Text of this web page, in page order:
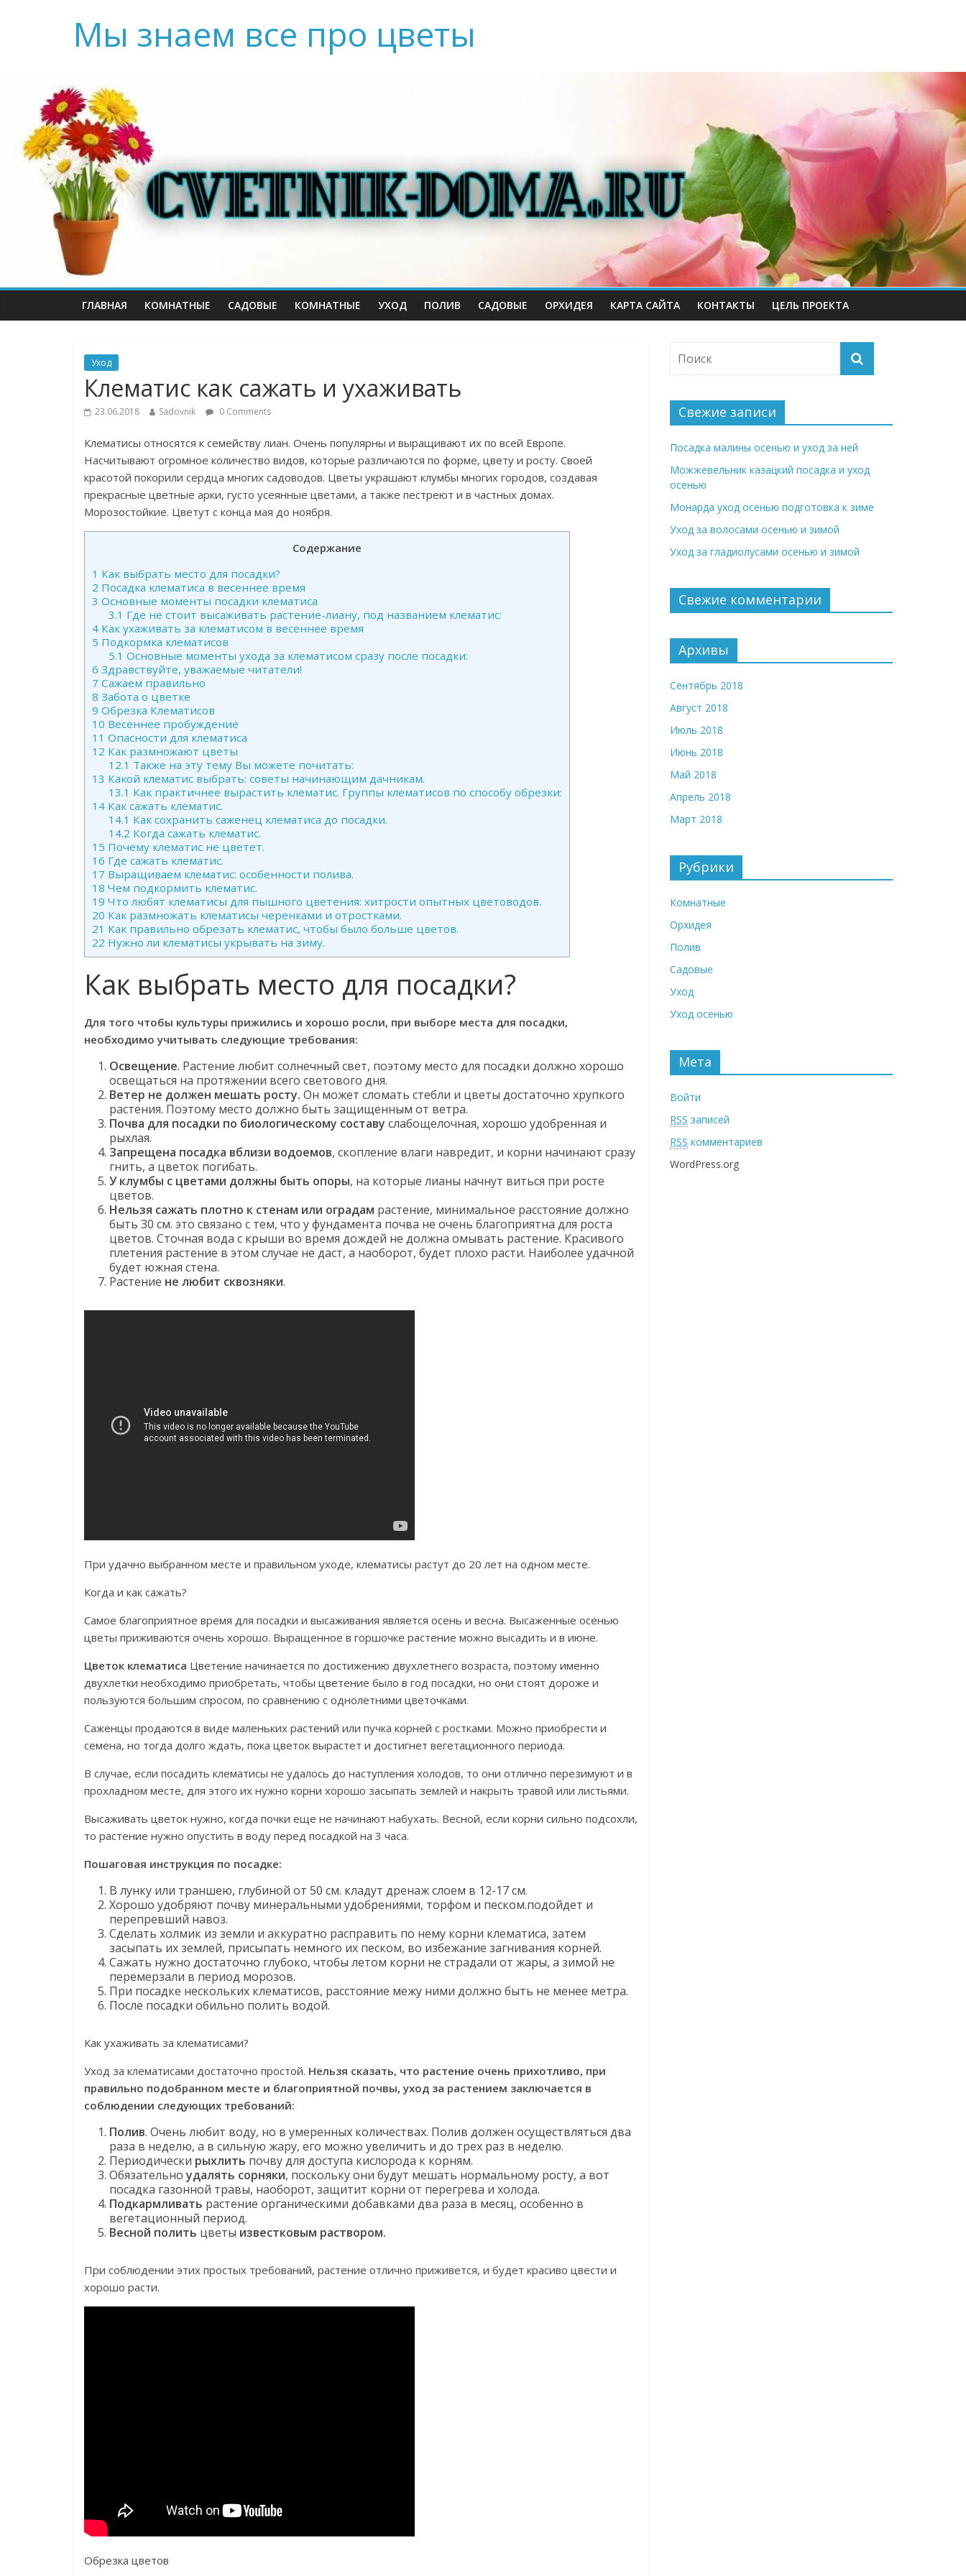
Мы знаем все про цветы
ГЛАВНАЯ КОМНАТНЫЕ САДОВЫЕ КОМНАТНЫЕ УХОД ПОЛИВ САДОВЫЕ ОРХИДЕЯ КАРТА САЙТА КОНТАКТЫ ЦЕЛЬ ПРОЕКТА
Уход
Клематис как сажать и ухаживать
23.06.2018 Sadovnik 0 Comments
Клематисы относятся к семейству лиан. Очень популярны и выращивают их по всей Европе.
Насчитывают огромное количество видов, которые различаются по форме, цвету и росту. Своей
красотой покорили сердца многих садоводов. Цветы украшают клумбы многих городов, создавая
прекрасные цветные арки, густо усеянные цветами, а также пестреют и в частных домах.
Морозостойкие. Цветут с конца мая до ноября.
Содержание
1 Как выбрать место для посадки?
2 Посадка клематиса в весеннее время
3 Основные моменты посадки клематиса
3.1 Где не стоит высаживать растение-лиану, под названием клематис:
4 Как ухаживать за клематисом в весеннее время
5 Подкормка клематисов
5.1 Основные моменты ухода за клематисом сразу после посадки:
6 Здравствуйте, уважаемые читатели!
7 Сажаем правильно
8 Забота о цветке
9 Обрезка Клематисов
10 Весеннее пробуждение
11 Опасности для клематиса
12 Как размножают цветы
12.1 Также на эту тему Вы можете почитать:
13 Какой клематис выбрать: советы начинающим дачникам.
13.1 Как практичнее вырастить клематис. Группы клематисов по способу обрезки:
14 Как сажать клематис.
14.1 Как сохранить саженец клематиса до посадки.
14.2 Когда сажать клематис.
15 Почему клематис не цветет.
16 Где сажать клематис.
17 Выращиваем клематис: особенности полива.
18 Чем подкормить клематис.
19 Что любят клематисы для пышного цветения: хитрости опытных цветоводов.
20 Как размножать клематисы черенками и отростками.
21 Как правильно обрезать клематис, чтобы было больше цветов.
22 Нужно ли клематисы укрывать на зиму.
Как выбрать место для посадки?
Для того чтобы культуры прижились и хорошо росли, при выборе места для посадки,
необходимо учитывать следующие требования:
Освещение. Растение любит солнечный свет, поэтому место для посадки должно хорошо
освещаться на протяжении всего светового дня.
Ветер не должен мешать росту. Он может сломать стебли и цветы достаточно хрупкого
растения. Поэтому место должно быть защищенным от ветра.
Почва для посадки по биологическому составу слабощелочная, хорошо удобренная и
рыхлая.
Запрещена посадка вблизи водоемов, скопление влаги навредит, и корни начинают сразу
гнить, а цветок погибать.
У клумбы с цветами должны быть опоры, на которые лианы начнут виться при росте
цветов.
Нельзя сажать плотно к стенам или оградам растение, минимальное расстояние должно
быть 30 см. это связано с тем, что у фундамента почва не очень благоприятна для роста
цветов. Сточная вода с крыши во время дождей не должна омывать растение. Красивого
плетения растение в этом случае не даст, а наоборот, будет плохо расти. Наиболее удачной
будет южная стена.
Растение не любит сквозняки.
При удачно выбранном месте и правильном уходе, клематисы растут до 20 лет на одном месте.
Когда и как сажать?
Самое благоприятное время для посадки и высаживания является осень и весна. Высаженные осенью
цветы приживаются очень хорошо. Выращенное в горшочке растение можно высадить и в июне.
Цветок клематиса Цветение начинается по достижению двухлетнего возраста, поэтому именно
двухлетки необходимо приобретать, чтобы цветение было в год посадки, но они стоят дороже и
пользуются большим спросом, по сравнению с однолетними цветочками.
Саженцы продаются в виде маленьких растений или пучка корней с ростками. Можно приобрести и
семена, но тогда долго ждать, пока цветок вырастет и достигнет вегетационного периода.
В случае, если посадить клематисы не удалось до наступления холодов, то они отлично перезимуют и в
прохладном месте, для этого их нужно корни хорошо засыпать землей и накрыть травой или листьями.
Высаживать цветок нужно, когда почки еще не начинают набухать. Весной, если корни сильно подсохли,
то растение нужно опустить в воду перед посадкой на 3 часа.
Пошаговая инструкция по посадке:
В лунку или траншею, глубиной от 50 см. кладут дренаж слоем в 12-17 см.
Хорошо удобряют почву минеральными удобрениями, торфом и песком.подойдет и
перепревший навоз.
Сделать холмик из земли и аккуратно расправить по нему корни клематиса, затем
засыпать их землей, присыпать немного их песком, во избежание загнивания корней.
Сажать нужно достаточно глубоко, чтобы летом корни не страдали от жары, а зимой не
перемерзали в период морозов.
При посадке нескольких клематисов, расстояние межу ними должно быть не менее метра.
После посадки обильно полить водой.
Как ухаживать за клематисами?
Уход за клематисами достаточно простой. Нельзя сказать, что растение очень прихотливо, при
правильно подобранном месте и благоприятной почвы, уход за растением заключается в
соблюдении следующих требований:
Полив. Очень любит воду, но в умеренных количествах. Полив должен осуществляться два
раза в неделю, а в сильную жару, его можно увеличить и до трех раз в неделю.
Периодически рыхлить почву для доступа кислорода к корням.
Обязательноудалять сорняки, поскольку они будут мешать нормальному росту, а вот
посадка газонной травы, наоборот, защитит корни от перегрева и холода.
Подкармливать растение органическими добавками два раза в месяц, особенно в
вегетационный период.
Весной полить цветы известковым раствором.
При соблюдении этих простых требований, растение отлично приживется, и будет красиво цвести и
хорошо расти.
Обрезка цветов
Свежие записи
Посадка малины осенью и уход за ней
Можжевельник казацкий посадка и уход
осенью
Монарда уход осенью подготовка к зиме
Уход за волосами осенью и зимой
Уход за гладиолусами осенью и зимой
Свежие комментарии
Архивы
Сентябрь 2018
Август 2018
Июль 2018
Июнь 2018
Май 2018
Апрель 2018
Март 2018
Рубрики
Комнатные
Орхидея
Полив
Садовые
Уход
Уход осенью
Мета
Войти
RSS записей
RSS комментариев
WordPress.org